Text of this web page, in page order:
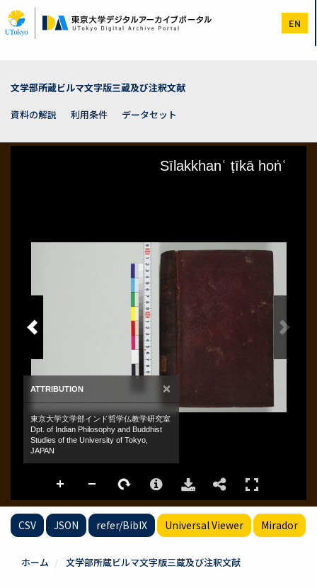
イ
ン
EN
文学部所蔵ビルマ文字版三蔵及び注釈文献
資料の解説
利用条件 データセット
CSV JSON refer/BibIX Universal Viewer Mirador
ホーム 文学部所蔵ビルマ文字版三蔵及び注釈文献